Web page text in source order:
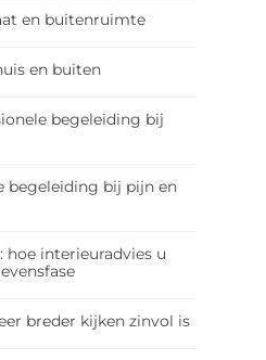
en buitenruimte
en buiten
begeleiding bij
begeleiding bij pijn en
interieuradvies u
breder kijken zinvol is